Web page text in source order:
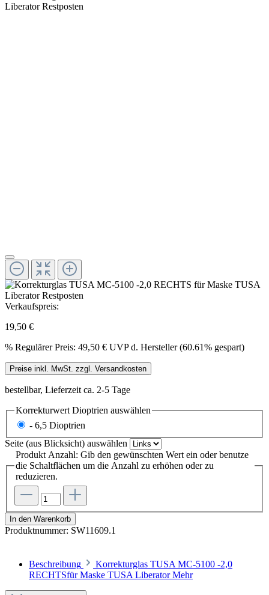
Verkaufspreis:
19,50 €
% Regulärer Preis: 49,50 € UVP d. Hersteller (60.61% gespart)
Preise inkl. MwSt. zzgl. Versandkosten
bestellbar, Lieferzeit ca. 2-5 Tage
Korrekturwert Dioptrien auswählen
- 6,5 Dioptrien
Seite (aus Blicksicht) auswählen
Produkt Anzahl: Gib den gewünschten Wert ein oder benutze
die Schaltflächen um die Anzahl zu erhöhen oder zu
reduzieren.
In den Warenkorb
Produktnummer: SW11609.1
Beschreibung
Korrekturglas TUSA MC-5100 -2,0
RECHTSfür Maske TUSA LiberatorMehr